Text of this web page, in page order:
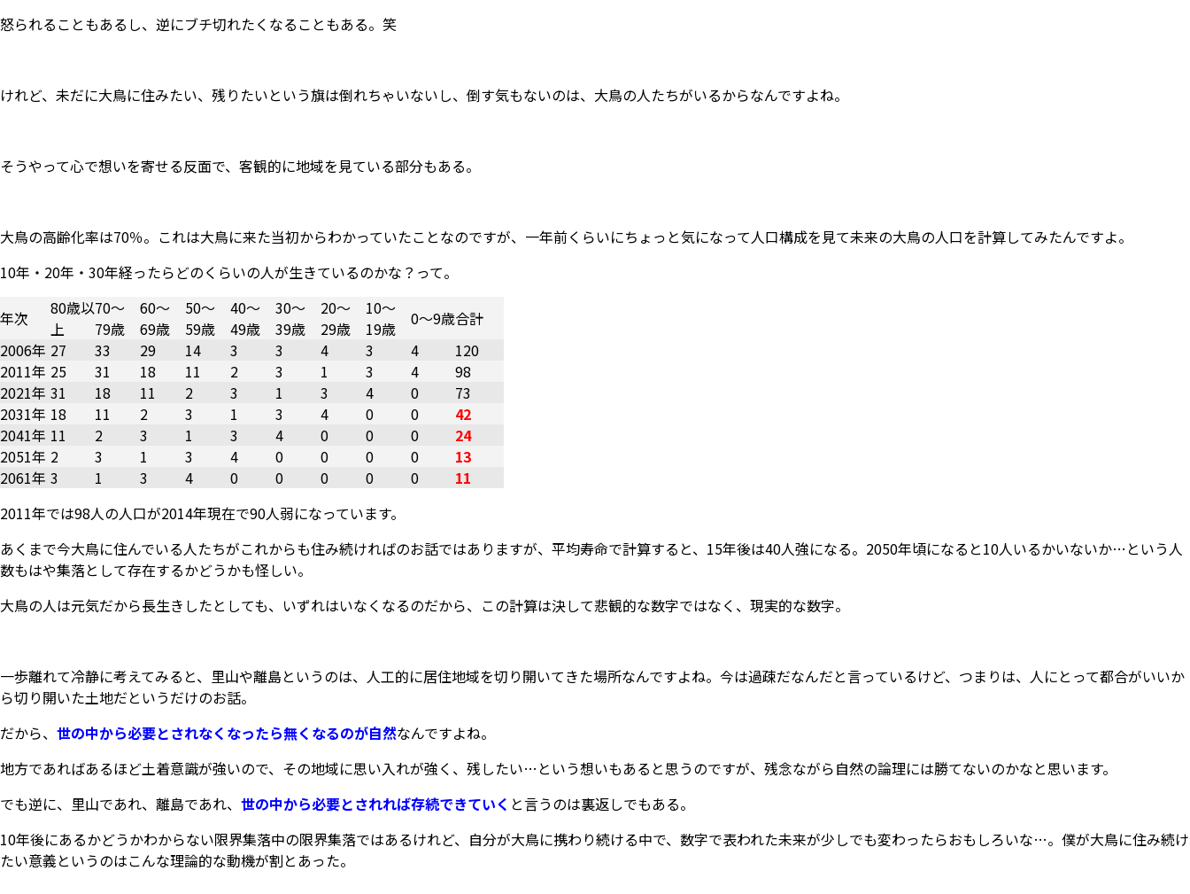
怒られることもあるし、逆にブチ切れたくなることもある。笑
けれど、未だに大鳥に住みたい、残りたいという旗は倒れちゃいないし、倒す気もないのは、大鳥の人たちがいるからなんですよね。
そうやって心で想いを寄せる反面で、客観的に地域を見ている部分もある。
大鳥の高齢化率は70％。これは大鳥に来た当初からわかっていたことなのですが、一年前くらいにちょっと気になって人口構成を見て未来の大鳥の人口を計算してみたんですよ。
10年・20年・30年経ったらどのくらいの人が生きているのかな？って。
年次
80歳以
上
70～
79歳
60～
69歳
50～
59歳
40～
49歳
30～
39歳
20～
29歳
10～
19歳
0～9歳合計
2006年 27 33 29 14 3 3 4 3 4
120
2011年 25 31 18 11 2 3 1 3 4
98
2021年 31 18 11 2 3 1 3 4 0
73
2031年 18 11 2 3 1 3 4 0 0
42
2041年 11 2 3 1 3 4 0 0 0
24
2051年 2 3 1 3 4 0 0 0 0
13
2061年 3 1 3 4 0 0 0 0 0
11
2011年では98人の人口が2014年現在で90人弱になっています。
あくまで今大鳥に住んでいる人たちがこれからも住み続ければのお話ではありますが、平均寿命で計算すると、15年後は40人強になる。2050年頃になると10人いるかいないか…という人
数もはや集落として存在するかどうかも怪しい。
大鳥の人は元気だから長生きしたとしても、いずれはいなくなるのだから、この計算は決して悲観的な数字ではなく、現実的な数字。
一歩離れて冷静に考えてみると、里山や離島というのは、人工的に居住地域を切り開いてきた場所なんですよね。今は過疎だなんだと言っているけど、つまりは、人にとって都合がいいか
ら切り開いた土地だというだけのお話。
だから、 世の中から必要とされなくなったら無くなるのが自然なんですよね。
地方であればあるほど土着意識が強いので、その地域に思い入れが強く、残したい…という想いもあると思うのですが、残念ながら自然の論理には勝てないのかなと思います。
でも逆に、里山であれ、離島であれ、 世の中から必要とされれば存続できていく と言うのは裏返しでもある。
10年後にあるかどうかわからない限界集落中の限界集落ではあるけれど、自分が大鳥に携わり続ける中で、数字で表われた未来が少しでも変わったらおもしろいな…。僕が大鳥に住み続け
たい意義というのはこんな理論的な動機が割とあった。